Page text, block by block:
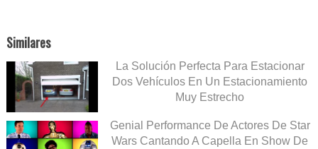
Similares
La Solución Perfecta Para Estacionar
Dos Vehículos En Un Estacionamiento
Muy Estrecho
Genial Performance De Actores De Star
Wars Cantando A Capella En Show De